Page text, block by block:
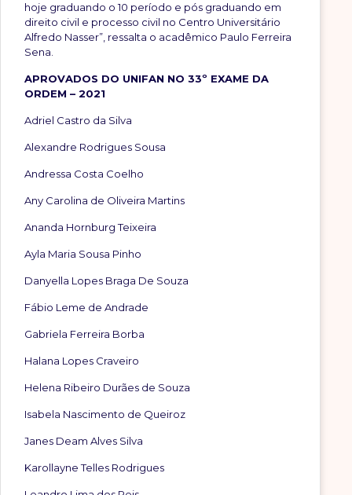
hoje graduando o 10 período e pós graduando em
direito civil e processo civil no Centro Universitário
Alfredo Nasser”, ressalta o acadêmico Paulo Ferreira
Sena.
APROVADOS DO UNIFAN NO 33º EXAME DA
ORDEM – 2021
Adriel Castro da Silva
Alexandre Rodrigues Sousa
Andressa Costa Coelho
Any Carolina de Oliveira Martins
Ananda Hornburg Teixeira
Ayla Maria Sousa Pinho
Danyella Lopes Braga De Souza
Fábio Leme de Andrade
Gabriela Ferreira Borba
Halana Lopes Craveiro
Helena Ribeiro Durães de Souza
Isabela Nascimento de Queiroz
Janes Deam Alves Silva
Karollayne Telles Rodrigues